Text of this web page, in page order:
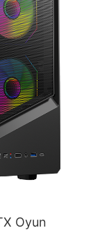
Oyun